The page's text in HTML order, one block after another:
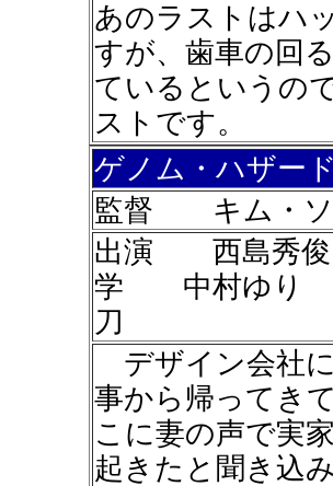
あのラストはハ
すが、歯車の回
ているというの
ストです。
ゲノム・ハザー
監督 キム・ソ
出演 西島秀
学 中村ゆり
刀
デザイン会社
事から帰ってき
こに妻の声で実
起きたと聞き込